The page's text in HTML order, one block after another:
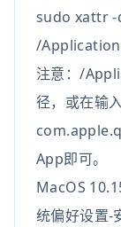
sudo xattr
/
注意：/
径，或在输
App即可。
MacOS
统偏好设置-